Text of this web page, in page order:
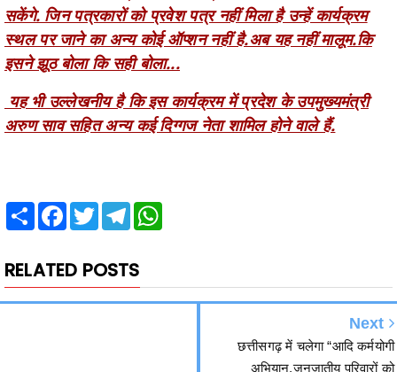
इसने झूठ बोला कि सही बोला...
यह भी उल्लेखनीय है कि इस कार्यक्रम में प्रदेश के उपमुख्यमंत्री
अरुण साव सहित अन्य कई दिग्गज नेता शामिल होने वाले हैं.
RELATED POSTS
अभियान,जनजातीय परिवारों को
योजनाओं से किया जाएगा लाभान्वित